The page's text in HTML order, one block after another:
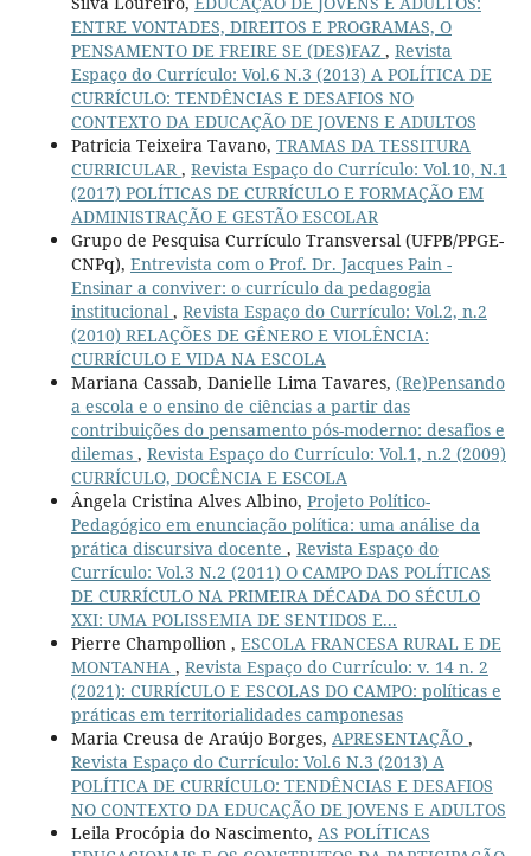
ENTRE VONTADES, DIREITOS E PROGRAMAS, O
PENSAMENTO DE FREIRE SE (DES)FAZ , Revista
Espaço do Currículo: Vol.6 N.3 (2013) A POLÍTICA DE
CURRÍCULO: TENDÊNCIAS E DESAFIOS NO
CONTEXTO DA EDUCAÇÃO DE JOVENS E ADULTOS
Patricia Teixeira Tavano, TRAMAS DA TESSITURA
CURRICULAR, Revista Espaço do Currículo: Vol.10, N.1
(2017) POLÍTICAS DE CURRÍCULO E FORMAÇÃO EM
ADMINISTRAÇÃO E GESTÃO ESCOLAR
Grupo de Pesquisa Currículo Transversal (UFPB/PPGE-
CNPq), Entrevista com o Prof. Dr. Jacques Pain -
Ensinar a conviver: o currículo da pedagogia
institucional , Revista Espaço do Currículo: Vol.2, n.2
(2010) RELAÇÕES DE GÊNERO E VIOLÊNCIA:
CURRÍCULO E VIDA NA ESCOLA
Mariana Cassab, Danielle Lima Tavares, (Re)Pensando
a escola e o ensino de ciências a partir das
contribuições do pensamento pós-moderno: desafios e
dilemas , Revista Espaço do Currículo: Vol.1, n.2 (2009)
CURRÍCULO, DOCÊNCIA E ESCOLA
Ângela Cristina Alves Albino, Projeto Político-
Pedagógico em enunciação política: uma análise da
prática discursiva docente , Revista Espaço do
Currículo: Vol.3 N.2 (2011) O CAMPO DAS POLÍTICAS
DE CURRÍCULO NA PRIMEIRA DÉCADA DO SÉCULO
XXI: UMA POLISSEMIA DE SENTIDOS E...
Pierre Champollion , ESCOLA FRANCESA RURAL E DE
MONTANHA , Revista Espaço do Currículo: v. 14 n. 2
(2021): CURRÍCULO E ESCOLAS DO CAMPO: políticas e
práticas em territorialidades camponesas
Maria Creusa de Araújo Borges, APRESENTAÇÃO ,
Revista Espaço do Currículo: Vol.6 N.3 (2013) A
POLÍTICA DE CURRÍCULO: TENDÊNCIAS E DESAFIOS
NO CONTEXTO DA EDUCAÇÃO DE JOVENS E ADULTOS
Leila Procópia do Nascimento, AS POLÍTICAS